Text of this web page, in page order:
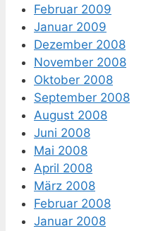
Februar 2009
Januar 2009
Dezember 2008
November 2008
Oktober 2008
September 2008
August 2008
Juni 2008
Mai 2008
April 2008
März 2008
Februar 2008
Januar 2008